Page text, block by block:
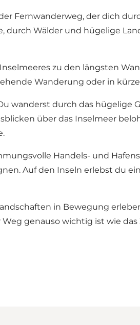
Fernwanderweg, der dich
durch Wälder und hügelige
zu den längsten
Wanderung oder in
wanderst durch das hügelige
über das Inselmeer
Handels- und
Auf den Inseln erlebst du
in Bewegung
genauso wichtig ist wie das